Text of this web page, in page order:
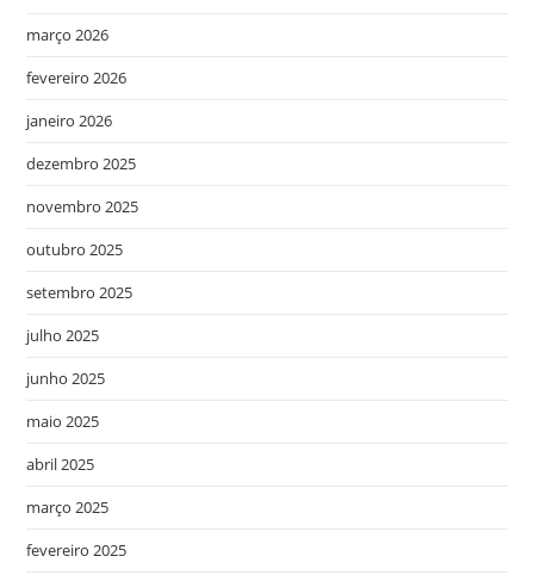
março 2026
fevereiro 2026
janeiro 2026
dezembro 2025
novembro 2025
outubro 2025
setembro 2025
julho 2025
junho 2025
maio 2025
abril 2025
março 2025
fevereiro 2025